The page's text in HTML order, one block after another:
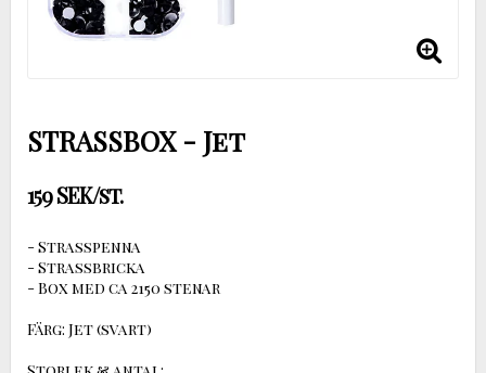
STRASSBOX - Jet
159 SEK/st.
- Strasspenna
- Strassbricka
- Box med ca 2150 stenar
Färg: Jet (svart)